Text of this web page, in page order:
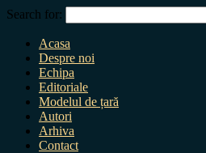
Search for:
Acasa
Despre noi
Echipa
Editoriale
Modelul de țară
Autori
Arhiva
Contact